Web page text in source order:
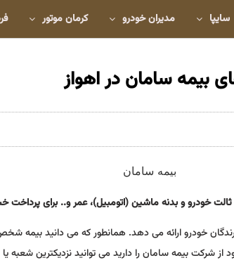
سایپا مدیران خودرو کرمان موتور
بیمه سامان در اهواز
خودرو و بدنه ماشین (اتومبیل)، عمر و.. برای پرداخت
خودرو ارائه می دهد. همانطور که می دانید بیمه
شرکت بیمه سامان را دارید می توانید نزدیکترین شعبه